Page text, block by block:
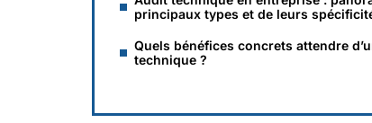
principaux types et de leurs
Quels bénéfices concrets attendre
technique ?